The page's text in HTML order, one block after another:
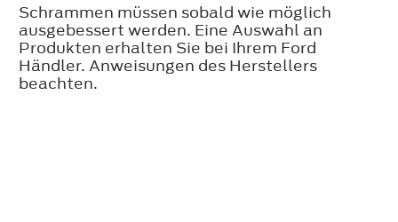
Schrammen müssen sobald wie möglich
ausgebessert werden. Eine Auswahl an
Produkten erhalten Sie bei Ihrem Ford
Händler. Anweisungen des Herstellers
beachten.